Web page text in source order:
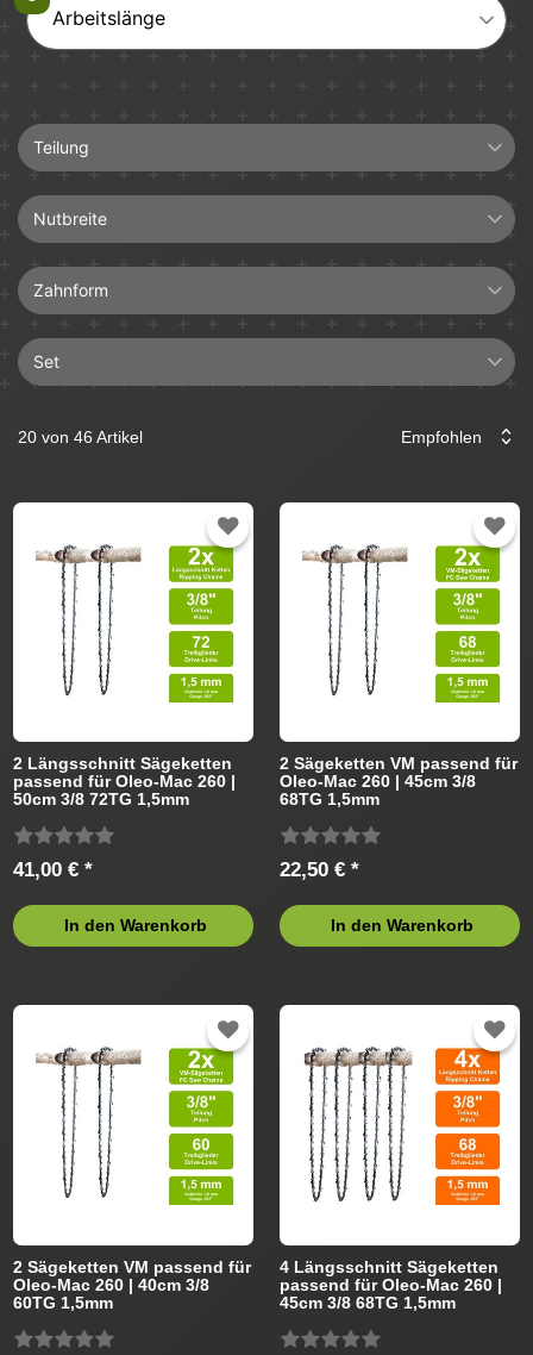
Arbeitslänge
Teilung
Nutbreite
1,5mm
1,6mm
Zahnform
Hartmetall
Set
4+1
Führungsschiene
Sägekette
20 von 46 Artikel
2 Längsschnitt Sägeketten
passend für Oleo-Mac 260 |
50cm 3/8 72TG 1,5mm
41,00 € *
In den Warenkorb
2 Sägeketten VM passend für
Oleo-Mac 260 | 45cm 3/8
68TG 1,5mm
22,50 € *
In den Warenkorb
2 Sägeketten VM passend für
Oleo-Mac 260 | 40cm 3/8
60TG 1,5mm
4 Längsschnitt Sägeketten
passend für Oleo-Mac 260 |
45cm 3/8 68TG 1,5mm